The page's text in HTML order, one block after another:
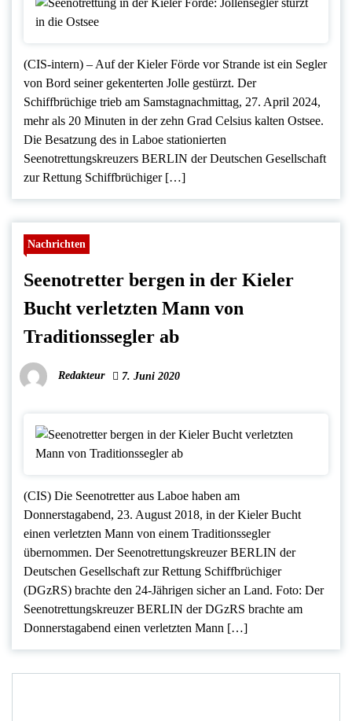
(CIS-intern) – Auf der Kieler Förde vor Strande ist ein Segler
von Bord seiner gekenterten Jolle gestürzt. Der
Schiffbrüchige trieb am Samstagnachmittag, 27. April 2024,
mehr als 20 Minuten in der zehn Grad Celsius kalten Ostsee.
Die Besatzung des in Laboe stationierten
Seenotrettungskreuzers BERLIN der Deutschen Gesellschaft
zur Rettung Schiffbrüchiger […]
Nachrichten
Seenotretter bergen in der Kieler
Bucht verletzten Mann von
Traditionssegler ab
Redakteur 7. Juni 2020
(CIS) Die Seenotretter aus Laboe haben am
Donnerstagabend, 23. August 2018, in der Kieler Bucht
einen verletzten Mann von einem Traditionssegler
übernommen. Der Seenotrettungskreuzer BERLIN der
Deutschen Gesellschaft zur Rettung Schiffbrüchiger
(DGzRS) brachte den 24-Jährigen sicher an Land. Foto: Der
Seenotrettungskreuzer BERLIN der DGzRS brachte am
Donnerstagabend einen verletzten Mann […]